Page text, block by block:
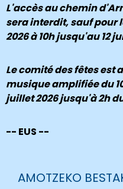
L'accès au chemin
sera interdit, sauf pour
2026 à 10h jusqu'au 12
Le comité des fêtes est
musique amplifiée du
juillet 2026 jusqu'à 2h
-- EUS --
AMOTZEKO